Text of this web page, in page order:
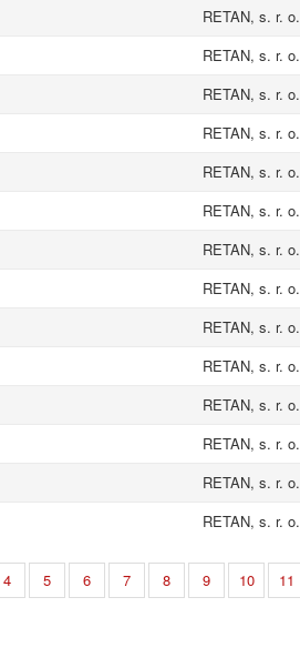
RETAN, s. r. o.
RETAN, s. r. o.
RETAN, s. r. o.
RETAN, s. r. o.
RETAN, s. r. o.
RETAN, s. r. o.
RETAN, s. r. o.
RETAN, s. r. o.
RETAN, s. r. o.
RETAN, s. r. o.
RETAN, s. r. o.
RETAN, s. r. o.
RETAN, s. r. o.
RETAN, s. r. o.
4 5 6 7 8 9 10 11